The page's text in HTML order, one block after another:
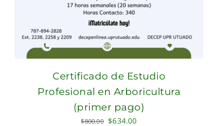
Certificado de Estudio
Profesional en Arboricultura
(primer pago)
$800.00 Original
$634.00